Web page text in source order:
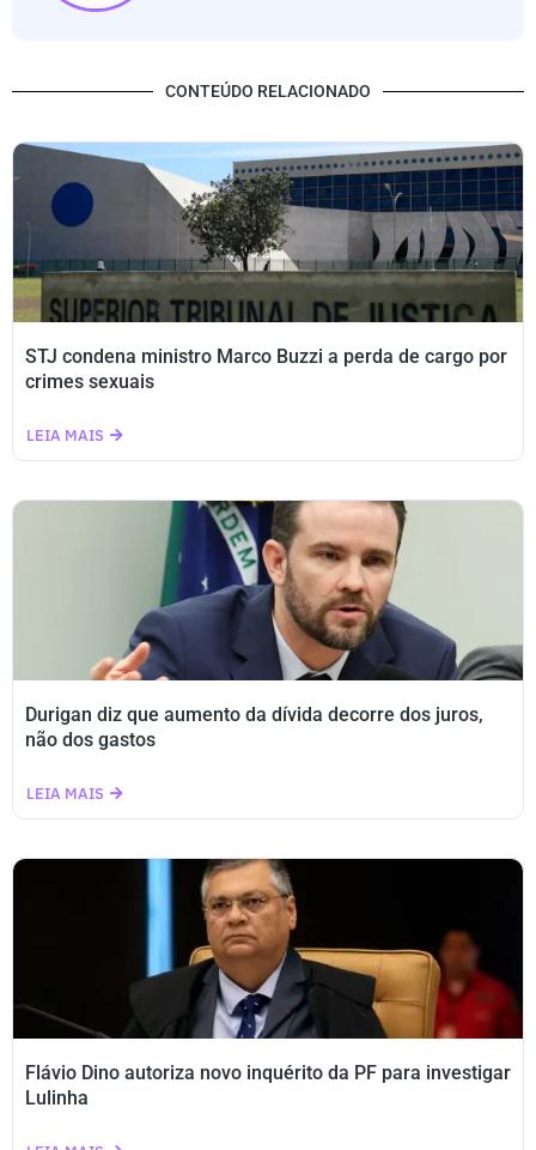
CONTEÚDO RELACIONADO
STJ condena ministro Marco Buzzi a perda de cargo por
crimes sexuais
LEIA MAIS
Durigan diz que aumento da dívida decorre dos juros,
não dos gastos
LEIA MAIS
Flávio Dino autoriza novo inquérito da PF para investigar
Lulinha